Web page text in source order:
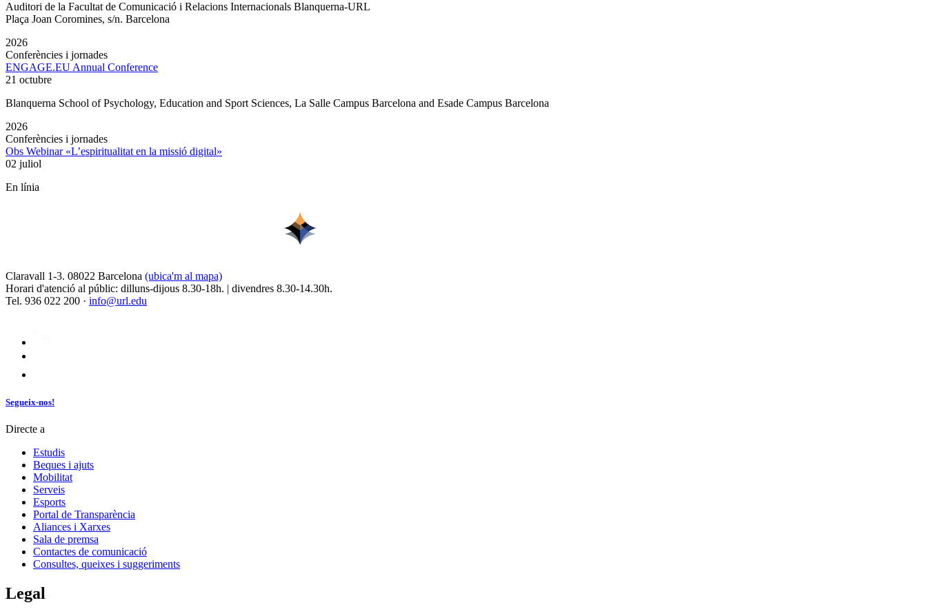
Auditori de la Facultat de Comunicació i Relacions Internacionals Blanquerna-URL
Plaça Joan Coromines, s/n. Barcelona
2026
Conferències i jornades
ENGAGE.EU Annual Conference
21 octubre
Blanquerna School of Psychology, Education and Sport Sciences, La Salle Campus Barcelona and Esade Campus Barcelona
2026
Conferències i jornades
Obs Webinar «L’espiritualitat en la missió digital»
02 juliol
En línia
Claravall 1-3. 08022 Barcelona (ubica'm al mapa)
Horari d'atenció al públic: dilluns-dijous 8.30-18h. | divendres 8.30-14.30h.
Tel. 936 022 200 · info@url.edu
Segueix-nos!
Directe a
Estudis
Beques i ajuts
Mobilitat
Serveis
Esports
Portal de Transparència
Aliances i Xarxes
Sala de premsa
Contactes de comunicació
Consultes, queixes i suggeriments
Legal